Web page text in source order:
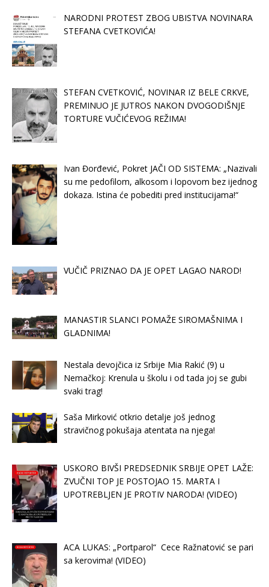
NARODNI PROTEST ZBOG UBISTVA NOVINARA
STEFANA CVETKOVIĆA!
STEFAN CVETKOVIĆ, NOVINAR IZ BELE CRKVE,
PREMINUO JE JUTROS NAKON DVOGODIŠNJE
TORTURE VUČIĆEVOG REŽIMA!
Ivan Đorđević, Pokret JAČI OD SISTEMA: „Nazivali
su me pedofilom, alkosom i lopovom bez ijednog
dokaza. Istina će pobediti pred institucijama!“
VUČIČ PRIZNAO DA JE OPET LAGAO NAROD!
MANASTIR SLANCI POMAŽE SIROMAŠNIMA I
GLADNIMA!
Nestala devojčica iz Srbije Mia Rakić (9) u
Nemačkoj: Krenula u školu i od tada joj se gubi
svaki trag!
Saša Mirković otkrio detalje još jednog
stravičnog pokušaja atentata na njega!
USKORO BIVŠI PREDSEDNIK SRBIJE OPET LAŽE:
ZVUČNI TOP JE POSTOJAO 15. MARTA I
UPOTREBLJEN JE PROTIV NARODA! (VIDEO)
ACA LUKAS: „Portparol“ Cece Ražnatović se pari
sa kerovima! (VIDEO)